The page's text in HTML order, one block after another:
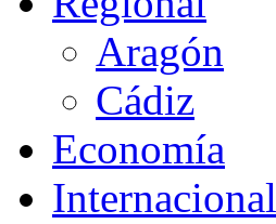
Aragón
Cádiz
Economía
Internacional